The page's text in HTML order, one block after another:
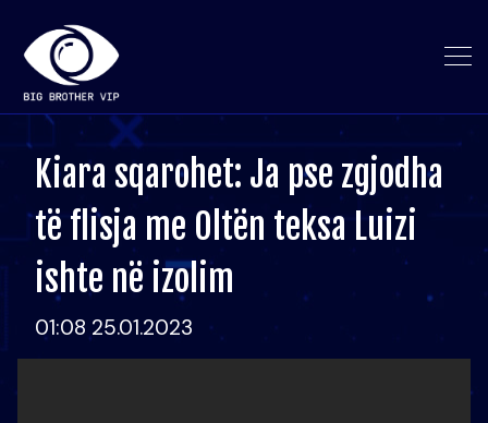
Kiara sqarohet: Ja pse zgjodha
të flisja me Oltën teksa Luizi
ishte në izolim
01:08 25.01.2023